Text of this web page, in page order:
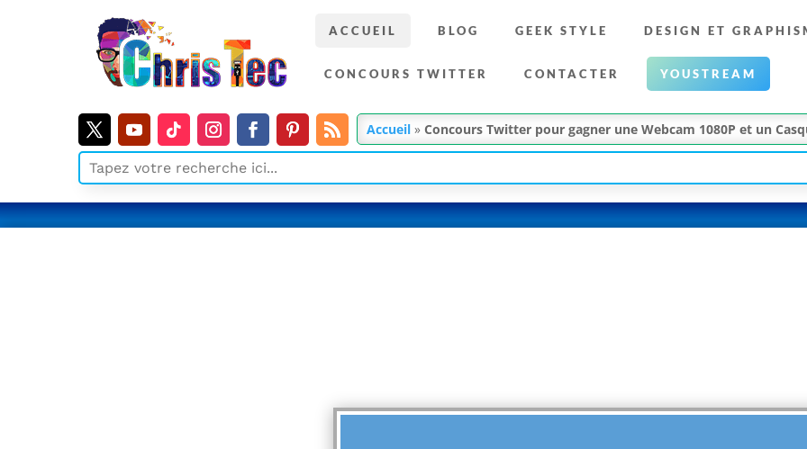
ACCUEIL BLOG GEEK STYLE DESIGN ET
CONCOURS TWITTER CONTACTER YOUSTREAM
Accueil »Concours Twitter pour gagner une Webcam 1080P et un